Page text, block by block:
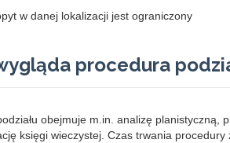
w danej lokalizacji jest ograniczony
procedura
obejmuje m.in. analizę
księgi wieczystej. Czas trwania